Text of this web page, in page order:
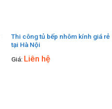
Thi công tủ bếp nhôm kính giá rẻ
tại Hà Nội
Giá: Liên hệ